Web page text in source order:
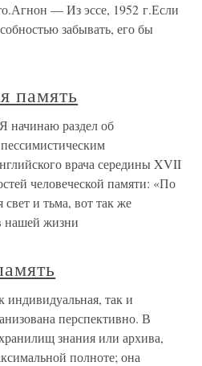
— Из эссе, 1952 г.Если
забывать, его бы
память
начинаю раздел об
врача середины XVII
человеческой памяти: «По
и тьма, вот так же
нашей жизни
индивидуальная, так и
перспективно. В
знания или архива,
полноте; она